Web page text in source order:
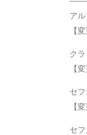
ア
【
ク
【
セ
【
セ